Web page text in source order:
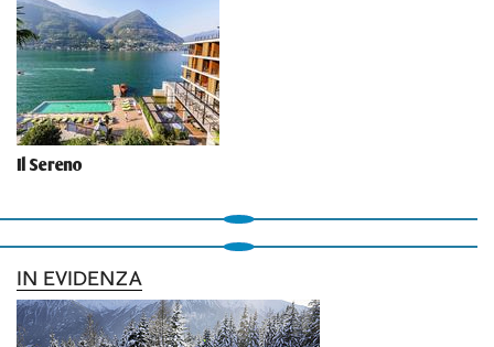
Il Sereno
IN EVIDENZA